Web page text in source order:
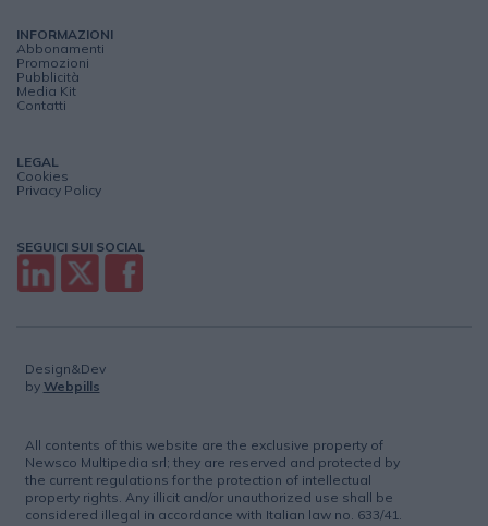
INFORMAZIONI
Abbonamenti
Promozioni
Pubblicità
Media Kit
Contatti
LEGAL
Cookies
Privacy Policy
SEGUICI SUI SOCIAL
Design&Dev
by Webpills
All contents of this website are the exclusive property of
Newsco Multipedia srl; they are reserved and protected by
the current regulations for the protection of intellectual
property rights. Any illicit and/or unauthorized use shall be
considered illegal in accordance with Italian law no. 633/41.